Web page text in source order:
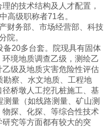
的技术结构及人才配置，
高级职称者71名。
财务部、市场经营部、科技
院。
20多台套。院现具有固体
境地质调查乙级，测绘乙
级及地质灾害危险性评估
勘察、水文地质、工程地
桥墩人工挖孔桩施工、基
量（如线路测量、矿山测
探、化探、等综合性技术
究等方面都有较大的突